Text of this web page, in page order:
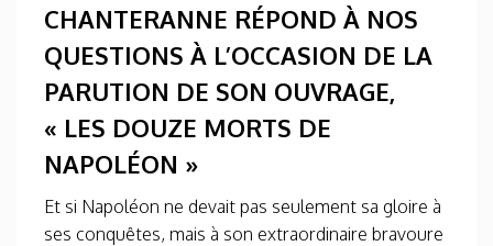
CHANTERANNE RÉPOND À NOS
QUESTIONS À L’OCCASION DE LA
PARUTION DE SON OUVRAGE,
« LES DOUZE MORTS DE
NAPOLÉON »
Et si Napoléon ne devait pas seulement sa gloire à
ses conquêtes, mais à son extraordinaire bravoure